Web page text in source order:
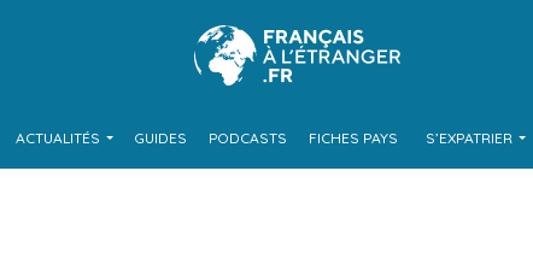
ACTUALITÉS GUIDES PODCASTS FICHES PAYS S’EXPATRIER